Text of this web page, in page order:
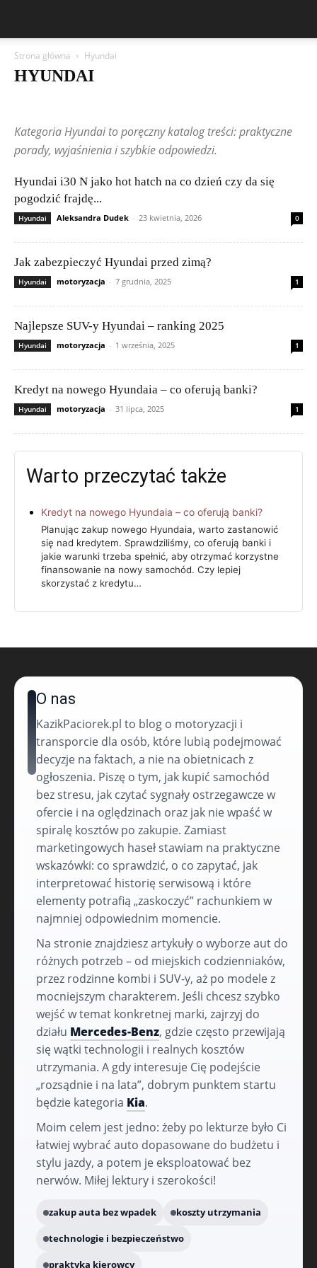
Strona główna Hyundai
HYUNDAI
Ford
Geely Honda Hyundai Jeep Kia
Lamborghini
Lexus
Maserati Mazda Mercedes-Benz Mitsubishi
Peugeot
Porsche Renault Rolls-Royce
Tesla Toyota Volkswagen (VW) Volvo
Kategoria Hyundai to poręczny katalog treści: praktyczne
porady, wyjaśnienia i szybkie odpowiedzi.
Hyundai i30 N jako hot hatch na co dzień czy da się
pogodzić frajdę...
Hyundai Aleksandra Dudek - 23 kwietnia, 2026 0
Jak zabezpieczyć Hyundai przed zimą?
Hyundai motoryzacja - 7 grudnia, 2025 1
Najlepsze SUV-y Hyundai – ranking 2025
Hyundai motoryzacja - 1 września, 2025 1
Kredyt na nowego Hyundaia – co oferują banki?
Hyundai motoryzacja - 31 lipca, 2025 1
Warto przeczytać także
Kredyt na nowego Hyundaia – co oferują banki?
Planując zakup nowego Hyundaia, warto zastanowić
się nad kredytem. Sprawdziliśmy, co oferują banki i
jakie warunki trzeba spełnić, aby otrzymać korzystne
finansowanie na nowy samochód. Czy lepiej
skorzystać z kredytu…
O nas
KazikPaciorek.pl to blog o motoryzacji i
transporcie dla osób, które lubią podejmować
decyzje na faktach, a nie na obietnicach z
ogłoszenia. Piszę o tym, jak kupić samochód
bez stresu, jak czytać sygnały ostrzegawcze w
ofercie i na oględzinach oraz jak nie wpaść w
spiralę kosztów po zakupie. Zamiast
marketingowych haseł stawiam na praktyczne
wskazówki: co sprawdzić, o co zapytać, jak
interpretować historię serwisową i które
elementy potrafią „zaskoczyć” rachunkiem w
najmniej odpowiednim momencie.
Na stronie znajdziesz artykuły o wyborze aut do
różnych potrzeb – od miejskich codzienniaków,
przez rodzinne kombi i SUV-y, aż po modele z
mocniejszym charakterem. Jeśli chcesz szybko
wejść w temat konkretnej marki, zajrzyj do
działu Mercedes-Benz, gdzie często przewijają
się wątki technologii i realnych kosztów
utrzymania. A gdy interesuje Cię podejście
„rozsądnie i na lata”, dobrym punktem startu
będzie kategoria Kia.
Moim celem jest jedno: żeby po lekturze było Ci
łatwiej wybrać auto dopasowane do budżetu i
stylu jazdy, a potem je eksploatować bez
nerwów. Miłej lektury i szerokości!
zakup auta bez wpadek koszty utrzymania
technologie i bezpieczeństwo
praktyka kierowcy